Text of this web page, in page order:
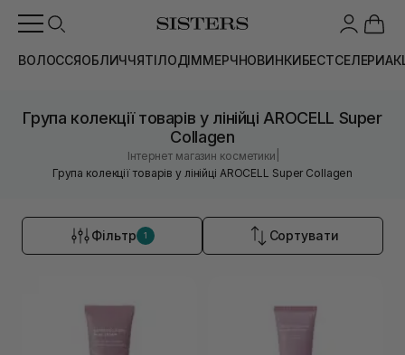
ВОЛОССЯОБЛИЧЧЯТІЛОДІММЕРЧНОВИНКИБЕСТСЕЛЕРИ
Група колекції товарів у лінійці AROCELL Super
Collagen
Інтернет магазин косметики
Група колекції товарів у лінійці AROCELL Super Collagen
Фільтр 1 Сортувати